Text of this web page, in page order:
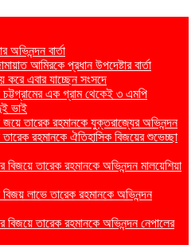
অভিনন্দন বার্তা
আমিরকে প্রধান উপদেষ্টার বার্তা
করে এবার যাচ্ছেন সংসদে
চট্টগ্রামের এক গ্রাম থেকেই ৩ এমপি
ভাই
জয়ে তারেক রহমানকে যুক্তরাজ্যের অভিনন্দন
রহমানকে ঐতিহাসিক বিজয়ের শুভেচ্ছা
বিজয়ে তারেক রহমানকে অভিনন্দন মালয়েশিয়া
লাভে তারেক রহমানকে অভিনন্দন
বিজয়ে তারেক রহমানকে অভিনন্দন নেপালের